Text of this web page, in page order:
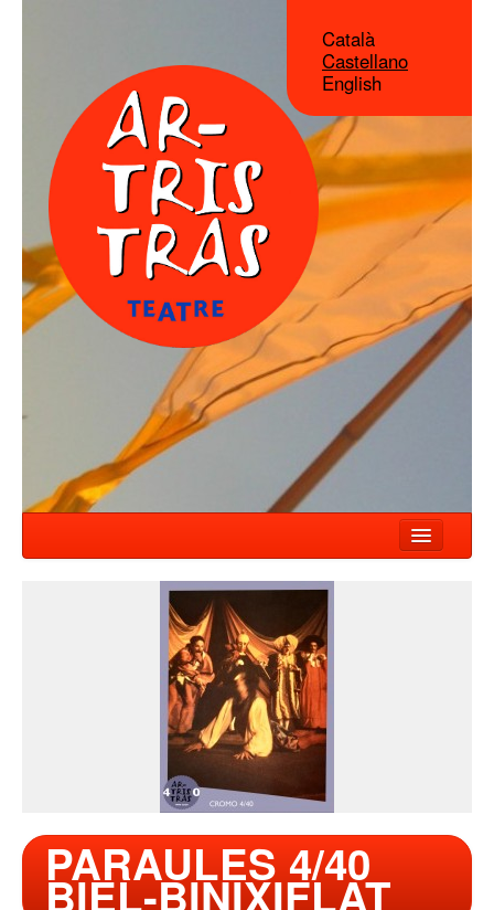
Català
Castellano
English
ESPECTÁCULOS
PARAULES 4/40
BIEL-BINIXIFLAT